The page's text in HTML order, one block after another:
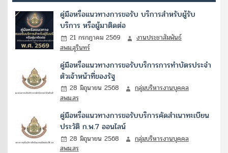
คู่มือหรือแนวทางการขอรับ บริการสำหรับผู้รับ
บริการ หรือผู้มาติดต่อ
21 กรกฎาคม 2569
งานประชาสัมพันธ์
สพม.สุรินทร์
คู่มือหรือแนวทางการขอรับบริการการทำบัตรประจำ
ตัวเจ้าหน้าที่ของรัฐ
28 มิถุนายน 2568
กลุ่มบริหารงานบุคคล
สพม.สร
คู่มือหรือแนวทางการขอรับบริการคัดสำเนาทะเบียน
ประวัติ ก.พ.7 ออนไลน์
28 มิถุนายน 2568
กลุ่มบริหารงานบุคคล
สพม.สร